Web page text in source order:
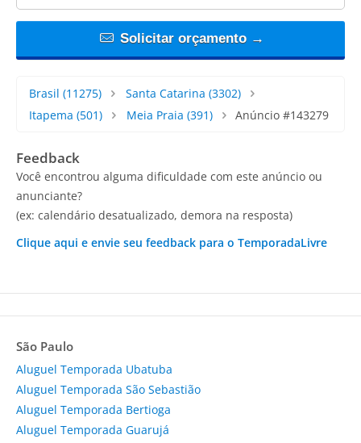
Solicitar orçamento →
Brasil (11275) Santa Catarina (3302)
Itapema (501) Meia Praia (391) Anúncio #143279
Feedback
Você encontrou alguma dificuldade com este anúncio ou
anunciante?
(ex: calendário desatualizado, demora na resposta)
Clique aqui e envie seu feedback para o TemporadaLivre
São Paulo
Aluguel Temporada Ubatuba
Aluguel Temporada São Sebastião
Aluguel Temporada Bertioga
Aluguel Temporada Guarujá